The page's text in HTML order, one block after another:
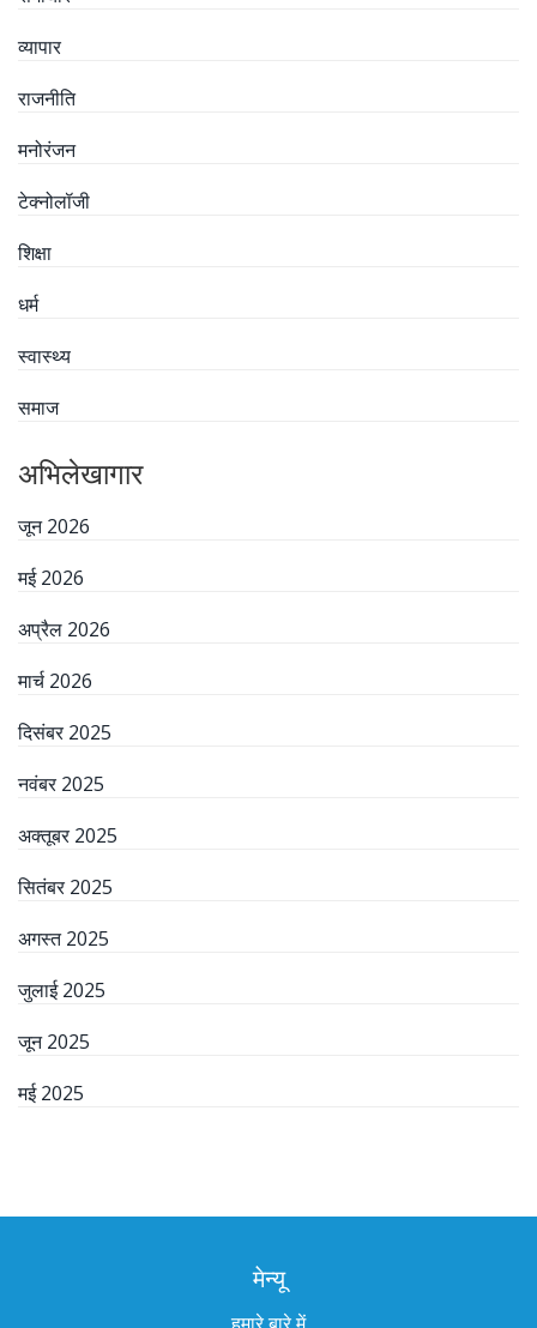
व्यापार
राजनीति
मनोरंजन
टेक्नोलॉजी
शिक्षा
धर्म
स्वास्थ्य
समाज
अभिलेखागार
जून 2026
मई 2026
अप्रैल 2026
मार्च 2026
दिसंबर 2025
नवंबर 2025
अक्तूबर 2025
सितंबर 2025
अगस्त 2025
जुलाई 2025
जून 2025
मई 2025
मेन्यू